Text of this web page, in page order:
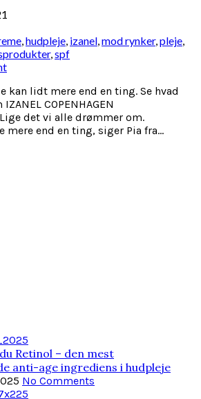
,hudpleje, izanel,mod rynker,pleje,
,spf
kan lidt mere end en ting. Se hvad
COPENHAGEN
det vi alle drømmer om.
mere end en ting, siger Pia fra...
Retinol – den mest
anti-age ingrediens i hudpleje
No Comments